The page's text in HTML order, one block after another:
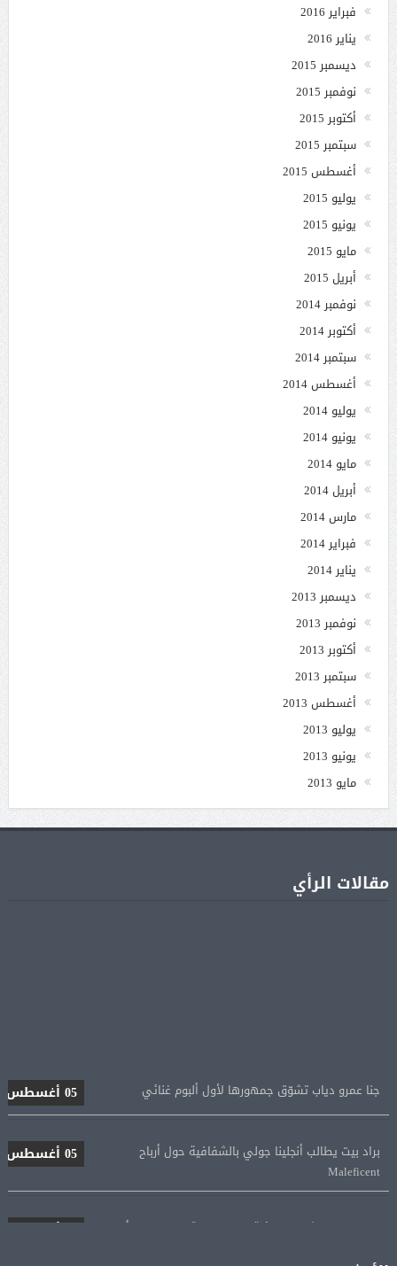
فبراير 2016
يناير 2016
ديسمبر 2015
نوفمبر 2015
أكتوبر 2015
سبتمبر 2015
أغسطس 2015
يوليو 2015
يونيو 2015
مايو 2015
أبريل 2015
نوفمبر 2014
أكتوبر 2014
سبتمبر 2014
أغسطس 2014
يوليو 2014
يونيو 2014
مايو 2014
أبريل 2014
مارس 2014
فبراير 2014
يناير 2014
ديسمبر 2013
نوفمبر 2013
أكتوبر 2013
سبتمبر 2013
أغسطس 2013
يوليو 2013
يونيو 2013
مايو 2013
مقالات الرأي
Maleficent
إفريقيا أمام نيجيريا